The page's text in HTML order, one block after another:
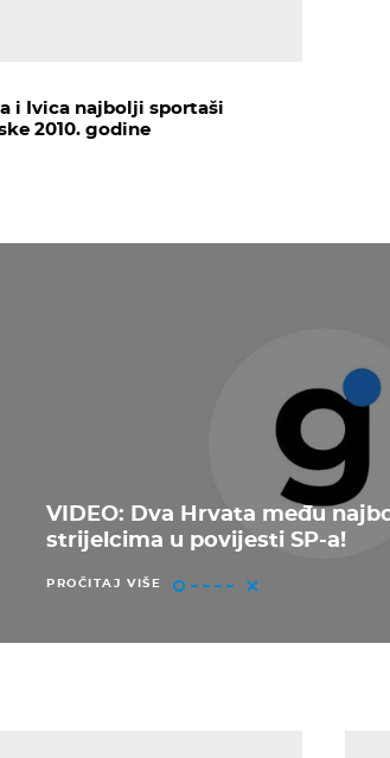
i Ivica najbolji sportaši
2010. godine
VIDEO: Dva Hrvata među
strijelcima u povijesti SP-a!
PROČITAJ VIŠE